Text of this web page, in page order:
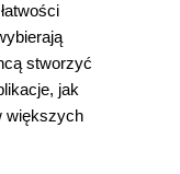
stworzyć
jak
większych